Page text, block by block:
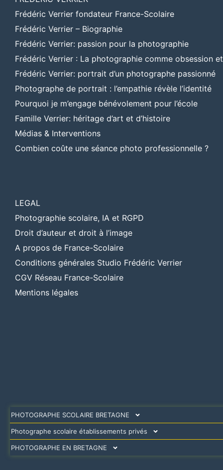
Frédéric Verrier fondateur France-Scolaire
Frédéric Verrier – Biographie
Frédéric Verrier: passion pour la photographie
Frédéric Verrier : La photographie comme obsession
Frédéric Verrier: portrait d’un photographe passionné
Photographe de portrait : l’empathie révèle l’identité
Pourquoi je m’engage bénévolement pour l’école
Famille Verrier: héritage d’art et d’histoire
Médias & Interventions
Combien coûte une séance photo professionnelle ?
LEGAL
Photographie scolaire, IA et RGPD
Droit d’auteur et droit à l’image
A propos de France-Scolaire
Conditions générales Studio Frédéric Verrier
CGV Réseau France-Scolaire
Mentions légales
PHOTOGRAPHE SCOLAIRE BRETAGNE
Photographe scolaire établissements privés
PHOTOGRAPHE EN BRETAGNE